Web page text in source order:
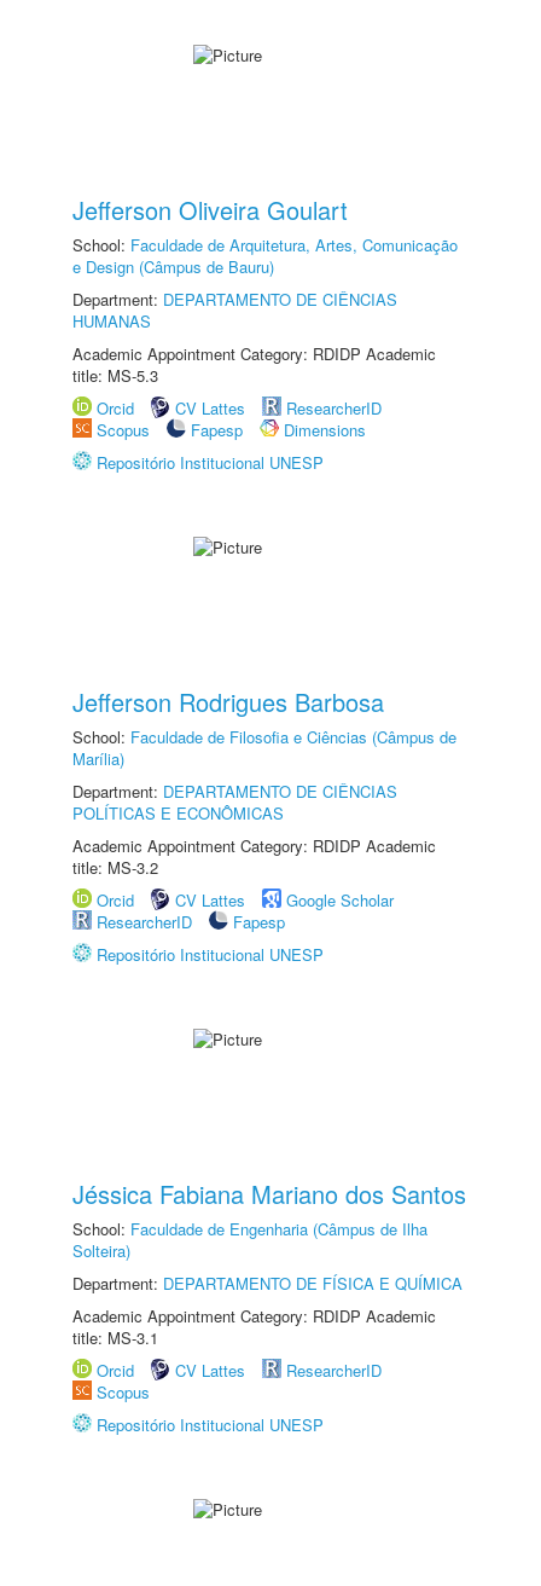
Jefferson Oliveira Goulart
School: Faculdade de Arquitetura, Artes, Comunicação
e Design (Câmpus de Bauru)
Department: DEPARTAMENTO DE CIÊNCIAS
HUMANAS
Academic Appointment Category: RDIDP Academic
title: MS-5.3
Orcid
CV Lattes
ResearcherID
Scopus
Fapesp
Dimensions
Repositório Institucional UNESP
Jefferson Rodrigues Barbosa
School: Faculdade de Filosofia e Ciências (Câmpus de
Marília)
Department: DEPARTAMENTO DE CIÊNCIAS
POLÍTICAS E ECONÔMICAS
Academic Appointment Category: RDIDP Academic
title: MS-3.2
Orcid
CV Lattes
Google Scholar
ResearcherID
Fapesp
Repositório Institucional UNESP
Jéssica Fabiana Mariano dos Santos
School: Faculdade de Engenharia (Câmpus de Ilha
Solteira)
Department: DEPARTAMENTO DE FÍSICA E QUÍMICA
Academic Appointment Category: RDIDP Academic
title: MS-3.1
Orcid
CV Lattes
ResearcherID
Scopus
Repositório Institucional UNESP